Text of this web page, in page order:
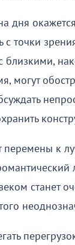
дня
с точки
близкими,
могут
перемены к
станет